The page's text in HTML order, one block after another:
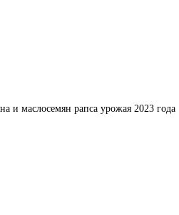
и маслосемян рапса урожая 2023 года